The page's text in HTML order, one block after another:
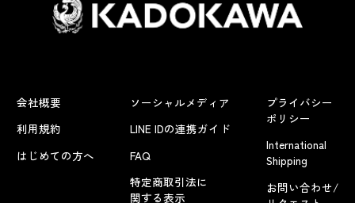
会社概要
利用規約
はじめての方へ
ソーシャルメディア
LINE IDの連携ガイド
FAQ
特定商取引法に
関する表示
プライバシー
ポリシー
International
Shipping
お問い合わせ/